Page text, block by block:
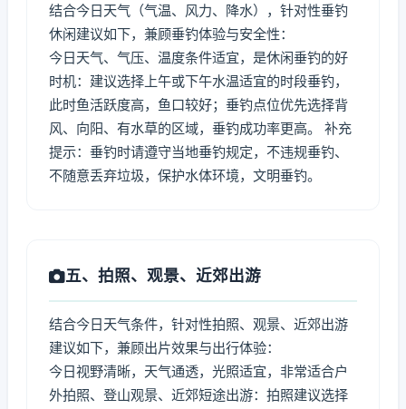
结合今日天气（气温、风力、降水），针对性垂钓
休闲建议如下，兼顾垂钓体验与安全性：
今日天气、气压、温度条件适宜，是休闲垂钓的好
时机：建议选择上午或下午水温适宜的时段垂钓，
此时鱼活跃度高，鱼口较好；垂钓点位优先选择背
风、向阳、有水草的区域，垂钓成功率更高。 补充
提示：垂钓时请遵守当地垂钓规定，不违规垂钓、
不随意丢弃垃圾，保护水体环境，文明垂钓。
五、拍照、观景、近郊出游
结合今日天气条件，针对性拍照、观景、近郊出游
建议如下，兼顾出片效果与出行体验：
今日视野清晰，天气通透，光照适宜，非常适合户
外拍照、登山观景、近郊短途出游：拍照建议选择